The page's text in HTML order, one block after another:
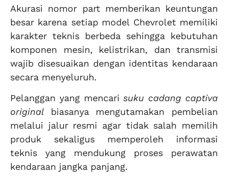
Akurasi nomor part memberikan keuntungan
besar karena setiap model Chevrolet memiliki
karakter teknis berbeda sehingga kebutuhan
komponen mesin, kelistrikan, dan transmisi
wajib disesuaikan dengan identitas kendaraan
secara menyeluruh.
Pelanggan yang mencarisuku cadang captiva
original biasanya mengutamakan pembelian
melalui jalur resmi agar tidak salah memilih
produk sekaligus memperoleh informasi
teknis yang mendukung proses perawatan
kendaraan jangka panjang.